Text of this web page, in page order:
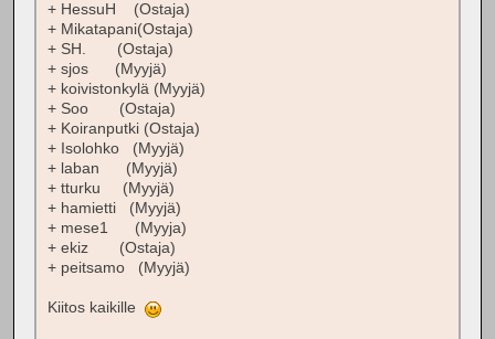
+ HessuH (Ostaja)
+ Mikatapani(Ostaja)
+ SH. (Ostaja)
+ sjos (Myyjä)
+ koivistonkylä (Myyjä)
+ Soo (Ostaja)
+ Koiranputki (Ostaja)
+ Isolohko (Myyjä)
+ laban (Myyjä)
+ tturku (Myyjä)
+ hamietti (Myyjä)
+ mese1 (Myyja)
+ ekiz (Ostaja)
+ peitsamo (Myyjä)
Kiitos kaikille